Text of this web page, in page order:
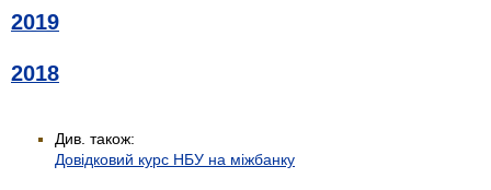
2019
2018
Див. також:
Довідковий курс НБУ на міжбанку